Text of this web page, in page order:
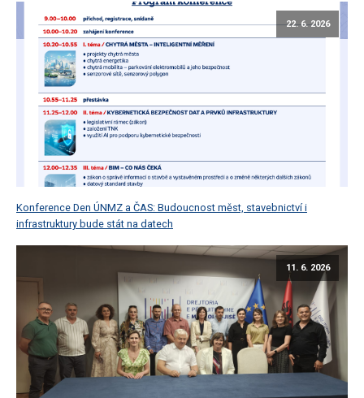
22. 6. 2026
Konference Den ÚNMZ a ČAS: Budoucnost měst, stavebnictví i
infrastruktury bude stát na datech
11. 6. 2026